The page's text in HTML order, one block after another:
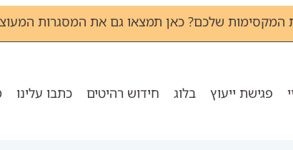
המקסימות שלכם? כאן תמצאו גם את המסגרות
פגישת ייעוץ בלוג חידוש רהיטים כתבו עלינו